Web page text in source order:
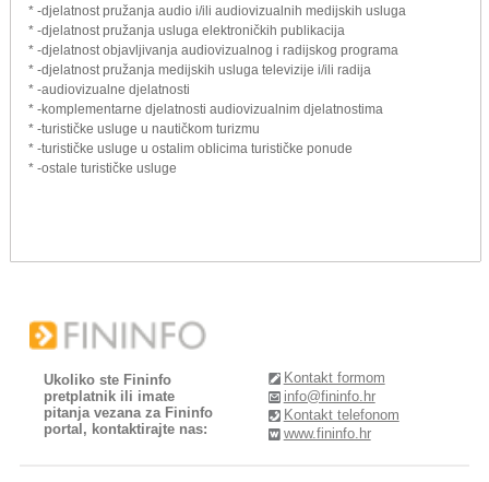
* -djelatnost pružanja audio i/ili audiovizualnih medijskih usluga
* -djelatnost pružanja usluga elektroničkih publikacija
* -djelatnost objavljivanja audiovizualnog i radijskog programa
* -djelatnost pružanja medijskih usluga televizije i/ili radija
* -audiovizualne djelatnosti
* -komplementarne djelatnosti audiovizualnim djelatnostima
* -turističke usluge u nautičkom turizmu
* -turističke usluge u ostalim oblicima turističke ponude
* -ostale turističke usluge
Ukoliko ste Fininfo
pretplatnik ili imate
pitanja vezana za Fininfo
portal, kontaktirajte nas:
Kontakt formom
info@fininfo.hr
Kontakt telefonom
www.fininfo.hr